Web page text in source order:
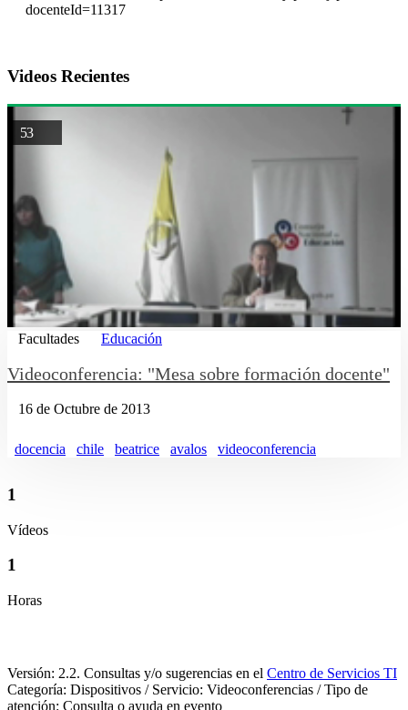
docenteId=11317
Videos Recientes
53
Facultades Educación
Videoconferencia: "Mesa sobre formación docente"
16 de Octubre de 2013
docencia chile beatrice avalos videoconferencia
1
Vídeos
1
Horas
Versión: 2.2. Consultas y/o sugerencias en el Centro de Servicios TI
Categoría: Dispositivos / Servicio: Videoconferencias / Tipo de
atención: Consulta o ayuda en evento